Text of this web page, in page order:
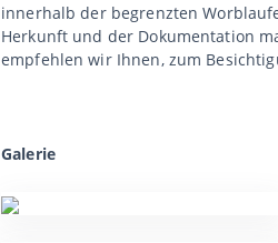
innerhalb der begrenzten
Herkunft und der Dokumentation
empfehlen wir Ihnen, zum
Galerie